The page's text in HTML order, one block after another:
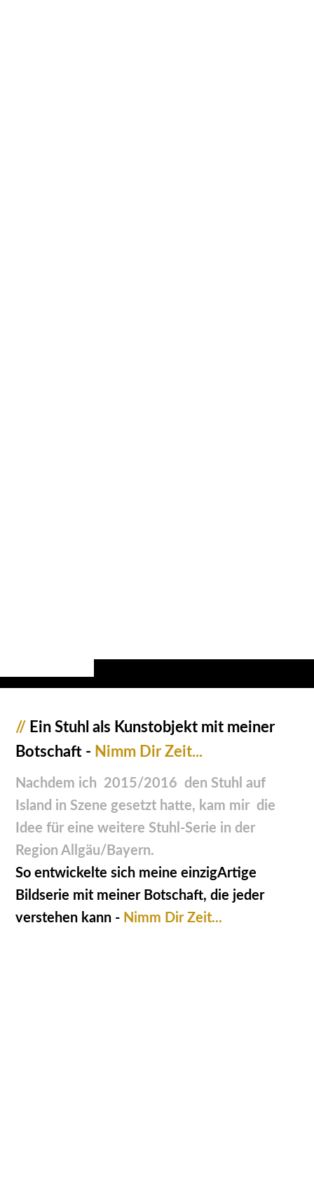
// Ein Stuhl als Kunstobjekt mit meiner
Botschaft - Nimm Dir Zeit...
Nachdem ich 2015/2016 den Stuhl auf
Island in Szene gesetzt hatte, kam mir die
Idee für eine weitere Stuhl-Serie in der
Region Allgäu/Bayern.
So entwickelte sich meine einzigArtige
Bildserie mit meiner Botschaft, die jeder
verstehen kann - Nimm Dir Zeit...